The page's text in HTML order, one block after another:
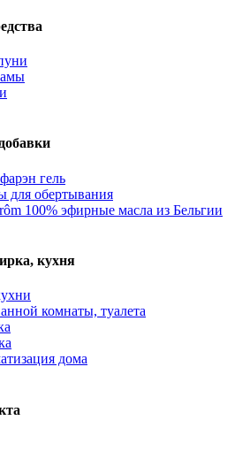
гель
для обертывания
100% эфирные масла из Бельгии
кухня
комнаты, туалета
дома